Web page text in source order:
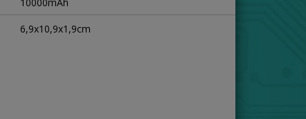
6,9x10,9x1,9cm